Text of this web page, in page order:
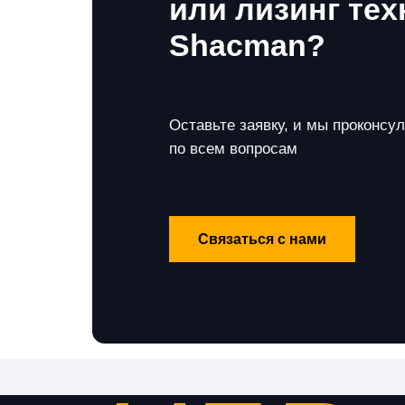
или лизинг
Shacman?
Оставьте заявку, и мы
по всем вопросам
Связаться с нами